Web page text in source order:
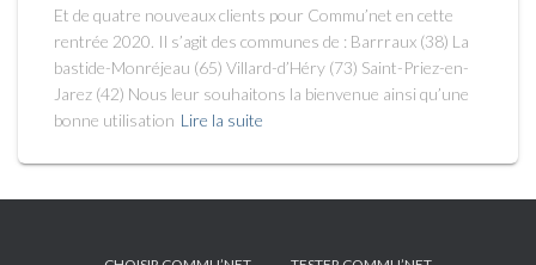
Et de quatre nouveaux clients pour Commu’net en cette
rentrée 2020. Il s’agit des communes de : Barrraux (38) La
bastide-Monréjeau (65) Villard-d’Héry (73) Saint-Priez-en-
Jarez (42) Nous leur souhaitons la bienvenue ainsi qu’une
bonne utilisation Lire la suite